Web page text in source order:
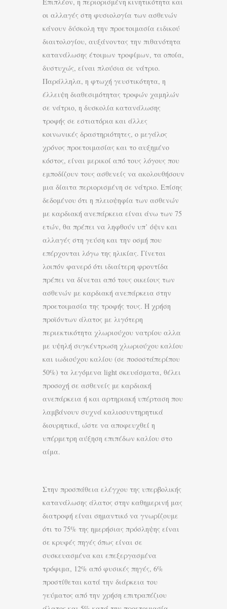
οι αλλαγές στη φυσιολογία των ασθενών
κάνουν δύσκολη την προετοιμασία ειδικού
διαιτολογίου, αυξάνοντας την πιθανότητα
κατανάλωσης έτοιμων τροφίμων, τα οποία,
δυστυχώς, είναι πλούσια σε νάτριο.
Παράλληλα, η φτωχή γευστικότητα, η
έλλειψη διαθεσιμότητας τροφών χαμηλών
σε νάτριο, η δυσκολία κατανάλωσης
τροφής σε εστιατόρια και άλλες
κοινωνικές δραστηριότητες, ο μεγάλος
χρόνος προετοιμασίας και το αυξημένο
κόστος, είναι μερικοί από τους λόγους που
εμποδίζουν τους ασθενείς να ακολουθήσουν
μια δίαιτα περιορισμένη σε νάτριο. Επίσης
δεδομένου ότι η πλειοψηφία των ασθενών
με καρδιακή ανεπάρκεια είναι άνω των 75
ετών, θα πρέπει να ληφθούν υπ’ όψιν και
αλλαγές στη γεύση και την οσμή που
επέρχονται λόγω της ηλικίας. Γίνεται
λοιπόν φανερό ότι ιδιαίτερη φροντίδα
πρέπει να δίνεται από τους οικείους των
ασθενών με καρδιακή ανεπάρκεια στην
προετοιμασία της τροφής τους. Η χρήση
προϊόντων άλατος με λιγότερη
περιεκτικότητα χλωριούχου νατρίου αλλα
με υψηλή συγκέντρωση χλωριούχου καλίου
και ιωδιούχου καλίου (σε ποσοστάπερίπου
50%) τα λεγόμενα light σκευάσματα, θέλει
προσοχή σε ασθενείς με καρδιακή
ανεπάρκεια ή και αρτηριακή υπέρταση που
λαμβάνουν συχνά καλιοσυντηρητικά
διουρητικά, ώστε να αποφευχθεί η
υπέρμετρη αύξηση επιπέδων καλίου στο
αίμα.
Στην προσπάθεια ελέγχου της υπερβολικής
κατανάλωσης άλατος στην καθημερινή μας
διατροφή είναι σημαντικό να γνωρίζουμε
ότι το 75% της ημερήσιας πρόσληψης είναι
σε κρυφές πηγές όπως είναι σε
συσκευασμένα και επεξεργασμένα
τρόφιμα, 12% από φυσικές πηγές, 6%
προστίθεται κατά την διάρκεια του
γεύματος από την χρήση επιτραπέζιου